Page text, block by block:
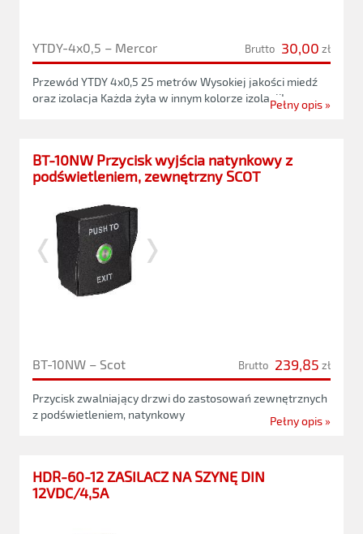
YTDY-4x0,5 – Mercor zł
30,00
Brutto
Przewód YTDY 4x0,5 25 metrów Wysokiej jakości miedź
oraz izolacja Każda żyła w innym kolorze izolacji!Pełny opis »
BT-10NW Przycisk wyjścia natynkowy z
podświetleniem, zewnętrzny SCOT
BT-10NW – Scot zł
239,85
Brutto
Przycisk zwalniający drzwi do zastosowań zewnętrznych
z podświetleniem, natynkowy
Pełny opis »
HDR-60-12 ZASILACZ NA SZYNĘ DIN
12VDC/4,5A